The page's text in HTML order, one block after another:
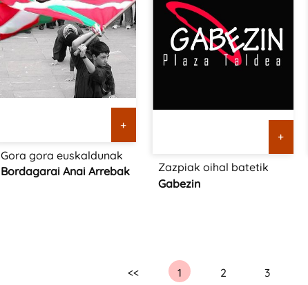
+
Gora gora euskaldunak
Bordagarai Anai Arrebak
+
Zazpiak oihal batetik
Gabezin
<< 1 2 3